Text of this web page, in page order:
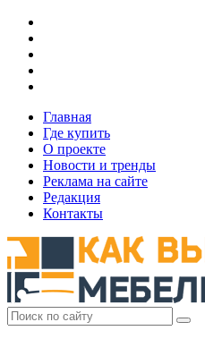
Главная
Где купить
О проекте
Новости и тренды
Реклама на сайте
Редакция
Контакты